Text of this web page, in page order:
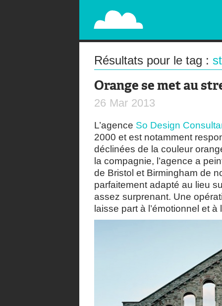
PAPERPLANE
STREET, AMBIENT, GUÉRILLA MARKETING
Résultats pour le tag :
Orange se met au
26 Mar 2013
L’agence So Design
2000 et est notamment
déclinées de la couleur
la compagnie, l’agence a
de Bristol et Birmingham de
parfaitement adapté au lieu
assez surprenant. Une
laisse part à l’émotionnel et